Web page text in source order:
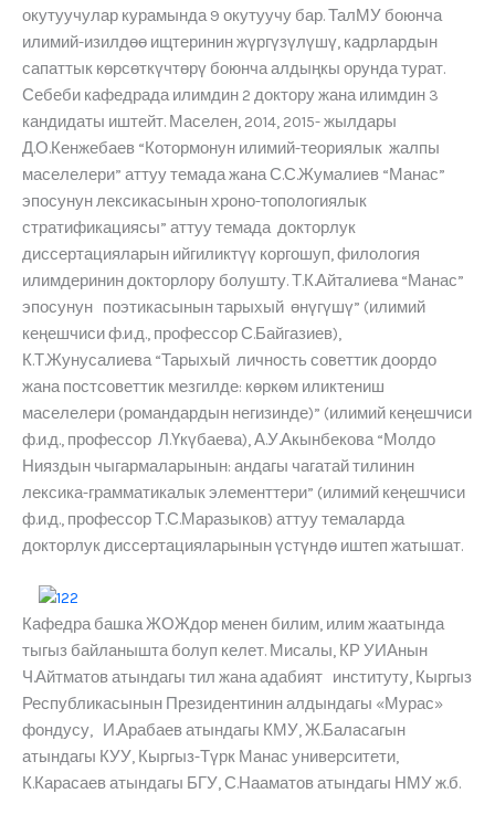
окутуучулар курамында 9 окутуучу бар. ТалМУ боюнча
илимий-изилдөө ищтеринин жүргүзүлүшү, кадрлардын
сапаттык көрсөткүчтөрү боюнча алдыңкы орунда турат.
Себеби кафедрада илимдин 2 доктору жана илимдин 3
кандидаты иштейт. Маселен, 2014, 2015- жылдары
Д.О.Кенжебаев “Котормонун илимий-теориялык жалпы
маселелери” аттуу темада жана С.С.Жумалиев “Манас”
эпосунун лексикасынын хроно-топологиялык
стратификациясы” аттуу темада докторлук
диссертацияларын ийгиликтүү коргошуп, филология
илимдеринин докторлору болушту. Т.К.Айталиева “Манас”
эпосунун поэтикасынын тарыхый өнүгүшү” (илимий
кеңешчиси ф.и.д., профессор С.Байгазиев),
К.Т.Жунусалиева “Тарыхый личность советтик доордо
жана постсоветтик мезгилде: көркөм иликтениш
маселелери (романдардын негизинде)” (илимий кеңешчиси
ф.и.д., профессор Л.Үкүбаева), А.У.Акынбекова “Молдо
Нияздын чыгармаларынын: андагы чагатай тилинин
лексика-грамматикалык элементтери” (илимий кеңешчиси
ф.и.д., профессор Т.С.Маразыков) аттуу темаларда
докторлук диссертацияларынын үстүндө иштеп жатышат.
Кафедра башка ЖОЖдор менен билим, илим жаатында
тыгыз байланышта болуп келет. Мисалы, КР УИАнын
Ч.Айтматов атындагы тил жана адабият институту, Кыргыз
Республикасынын Президентинин алдындагы «Мурас»
фондусу, И.Арабаев атындагы КМУ, Ж.Баласагын
атындагы КУУ, Кыргыз-Түрк Манас университети,
К.Карасаев атындагы БГУ, С.Нааматов атындагы НМУ ж.б.